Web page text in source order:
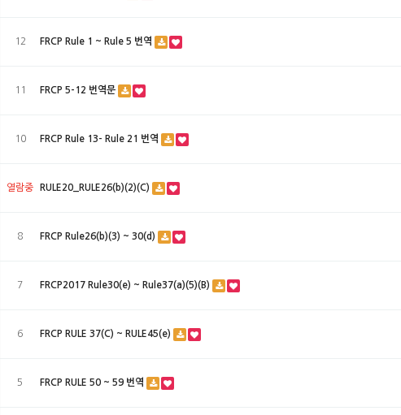
12 FRCP Rule 1 ~ Rule 5 번역
11 FRCP 5-12 번역문
10 FRCP Rule 13- Rule 21 번역
열람중 RULE20_RULE26(b)(2)(C)
8 FRCP Rule26(b)(3) ~ 30(d)
7 FRCP2017 Rule30(e) ~ Rule37(a)(5)(B)
6 FRCP RULE 37(C) ~ RULE45(e)
5 FRCP RULE 50 ~ 59 번역